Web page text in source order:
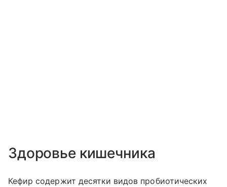
Здоровье кишечника
Кефир содержит десятки видов пробиотических